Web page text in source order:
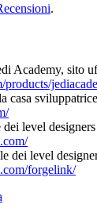
.
Academy, sito
casa
level
dei level
forgelink/